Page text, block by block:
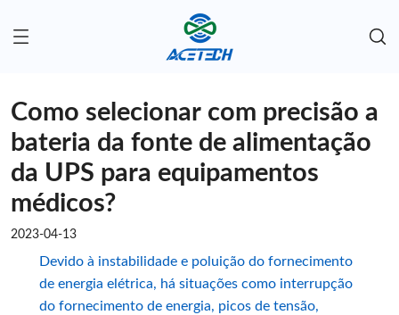
Como selecionar com precisão a
bateria da fonte de alimentação
da UPS para equipamentos
médicos?
2023-04-13
Devido à instabilidade e poluição do fornecimento
de energia elétrica, há situações como interrupção
do fornecimento de energia, picos de tensão,